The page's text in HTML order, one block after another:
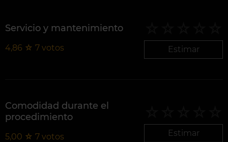
Servicio y mantenimiento
4,86 ☆ 7 votos Estimar
Comodidad durante el
procedimiento
5,00 ☆ 7 votos Estimar